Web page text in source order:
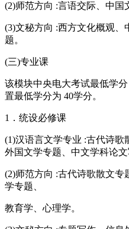
(2)师范方向 :言语交际、中国
(3)文秘方向 :西方文化概观
题。
(三)专业课
该模块中央电大考试最低学
置最低学分为 40学分。
1．统设必修课
(1)汉语言文学专业 :古代诗歌
外国文学专题、中文学科论文
(2)师范方向 :古代诗歌散文
学专题、
教育学、心理学。